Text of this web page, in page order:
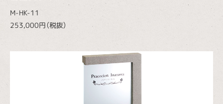
M-HK-11
253,000円（税抜）